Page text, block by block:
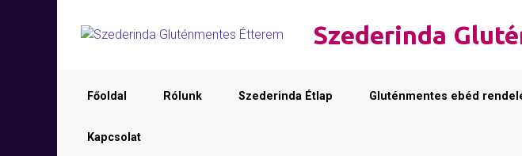
Szederinda
Főoldal Rólunk Szederinda Étlap Gluténmentes ebéd
Kapcsolat